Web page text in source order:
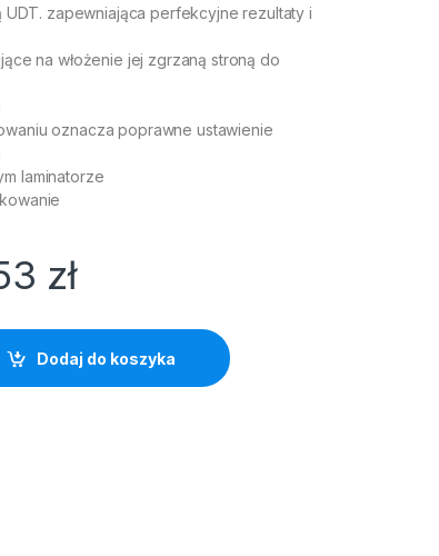
UDT. zapewniająca perfekcyjne rezultaty i
na włożenie jej zgrzaną stroną do
oznacza poprawne ustawienie
laminatorze
zł
A3 (100szt) 100mic quantity
Dodaj do koszyka